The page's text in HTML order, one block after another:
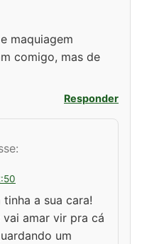
maquiagem
comigo, mas de
Responder
a sua cara!
amar vir pra cá
um